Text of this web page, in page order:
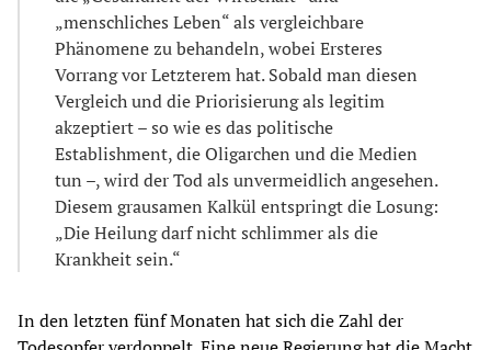
„menschliches Leben“ als vergleichbare
Phänomene zu behandeln, wobei Ersteres
Vorrang vor Letzterem hat. Sobald man diesen
Vergleich und die Priorisierung als legitim
akzeptiert – so wie es das politische
Establishment, die Oligarchen und die Medien
tun –, wird der Tod als unvermeidlich angesehen.
Diesem grausamen Kalkül entspringt die Losung:
„Die Heilung darf nicht schlimmer als die
Krankheit sein.“
In den letzten fünf Monaten hat sich die Zahl der